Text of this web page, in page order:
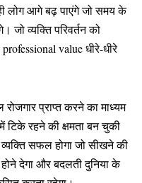
लोग आगे बढ़ पाएंगे जो समय के
व्यक्ति परिवर्तन को
value धीरे-धीरे
प्राप्त करने का माध्यम
टिके रहने की क्षमता बन चुकी
सफल होगा जो सीखने की
देगा और बदलती दुनिया के